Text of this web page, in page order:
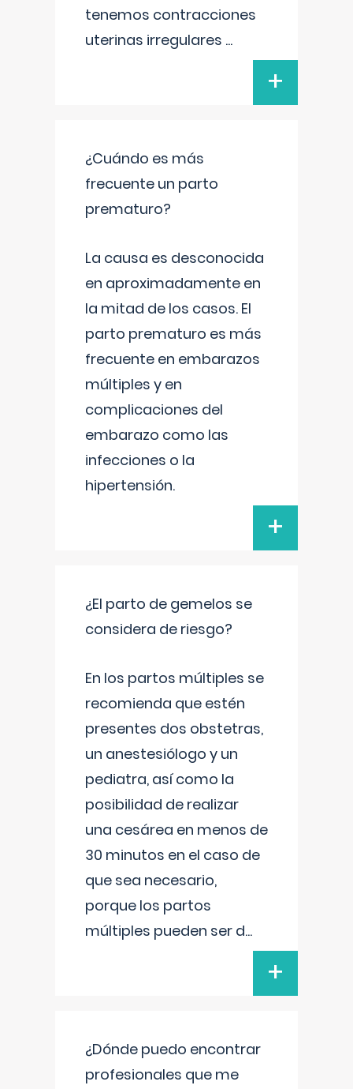
tenemos contracciones
uterinas irregulares ...
+
¿Cuándo es más
frecuente un parto
prematuro?
La causa es desconocida
en aproximadamente en
la mitad de los casos. El
parto prematuro es más
frecuente en embarazos
múltiples y en
complicaciones del
embarazo como las
infecciones o la
hipertensión.
+
¿El parto de gemelos se
considera de riesgo?
En los partos múltiples se
recomienda que estén
presentes dos obstetras,
un anestesiólogo y un
pediatra, así como la
posibilidad de realizar
una cesárea en menos de
30 minutos en el caso de
que sea necesario,
porque los partos
múltiples pueden ser d...
+
¿Dónde puedo encontrar
profesionales que me